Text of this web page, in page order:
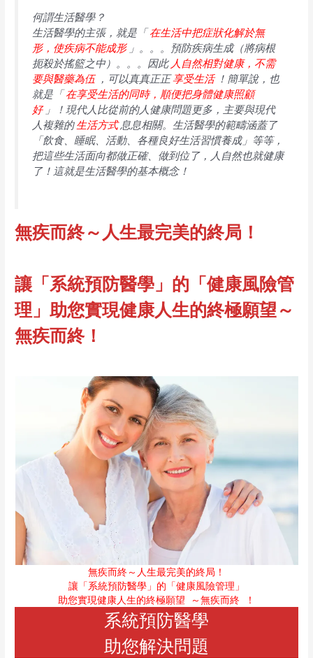
何謂生活醫學？
生活醫學的主張，就是「在生活中把症狀化解於無
形，使疾病不能成形 」。。。預防疾病生成（將病根
扼殺於搖籃之中）。。。因此 人自然相對健康，不需
要與醫藥為伍 ，可以真真正正享受生活 ！簡單說，也
就是「在享受生活的同時，順便把身體健康照顧
好 」！現代人比從前的人健康問題更多，主要與現代
人複雜的生活方式息息相關。生活醫學的範疇涵蓋了
「飲食、睡眠、活動、各種良好生活習慣養成」等等，
把這些生活面向都做正確、做到位了，人自然也就健康
了！這就是生活醫學的基本概念！
無疾而終～人生最完美的終局！
讓「系統預防醫學」的「健康風險管
理」助您實現健康人生的終極願望～
無疾而終！
無疾而終～人生最完美的終局！
讓「系統預防醫學」的「健康風險管理」
助您實現健康人生的終極願望
～無疾而終 ！
系統預防醫學
助您解決問題